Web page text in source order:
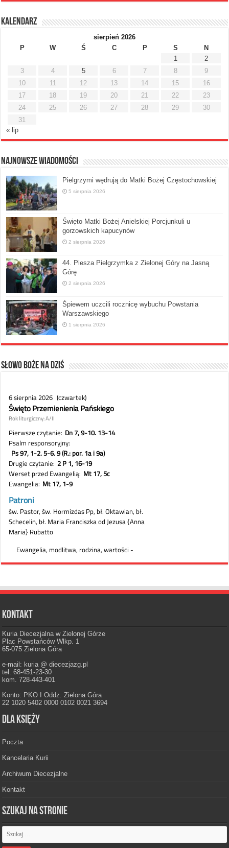
Kalendarz
sierpień 2026
P
W Ś C P S
N
1
2
3
4 5 6 7 8
9
10
11 12 13 14 15
16
17
18 19 20 21 22
23
24
25 26 27 28 29
30
31
« lip
Najnowsze Wiadomości
Pielgrzymi wędrują do Matki Bożej Częstochowskiej
5 sierpnia 2026
Święto Matki Bożej Anielskiej Porcjunkuli u
gorzowskich kapucynów
2 sierpnia 2026
44. Piesza Pielgrzymka z Zielonej Góry na Jasną
Górę
2 sierpnia 2026
Śpiewem uczcili rocznicę wybuchu Powstania
Warszawskiego
1 sierpnia 2026
Słowo Boże na dziś
Kontakt
Kuria Diecezjalna w Zielonej Górze
Plac Powstańców Wlkp. 1
65-075 Zielona Góra
e-mail: kuria @ diecezjazg.pl
tel. 68-451-23-30
kom. 728-443-401
Konto: PKO I Oddz. Zielona Góra
22 1020 5402 0000 0102 0021 3694
Dla księży
Poczta
Kancelaria Kurii
Archiwum Diecezjalne
Kontakt
Szukaj na stronie